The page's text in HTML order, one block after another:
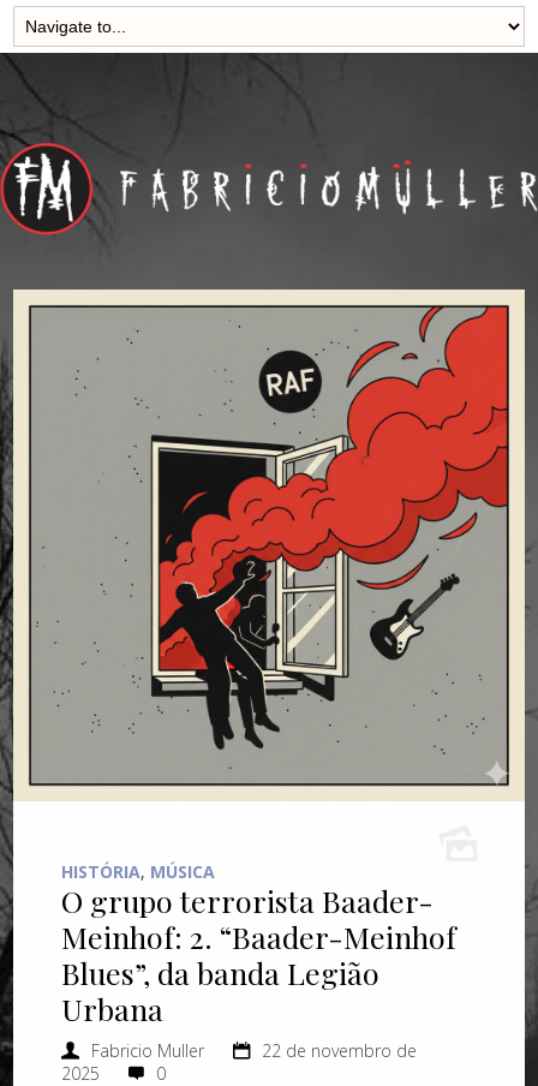
HISTÓRIA, MÚSICA
O grupo terrorista Baader-
Meinhof: 2. “Baader-Meinhof
Blues”, da banda Legião
Urbana
Fabricio Muller
22 de novembro de
2025
0